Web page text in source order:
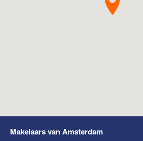
Makelaars van Amsterdam